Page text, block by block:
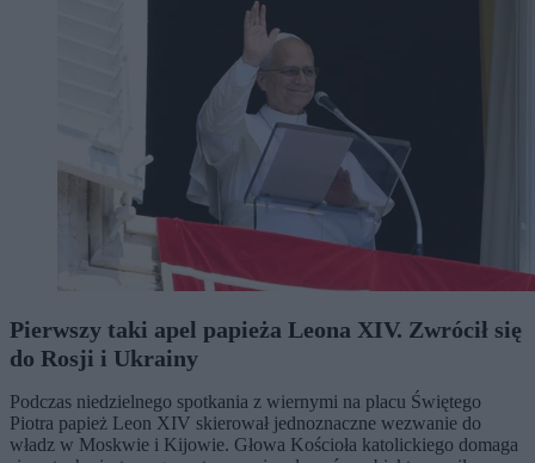
Pierwszy taki apel papieża Leona XIV. Zwrócił się
do Rosji i Ukrainy
Podczas niedzielnego spotkania z wiernymi na placu Świętego
Piotra papież Leon XIV skierował jednoznaczne wezwanie do
władz w Moskwie i Kijowie. Głowa Kościoła katolickiego domaga